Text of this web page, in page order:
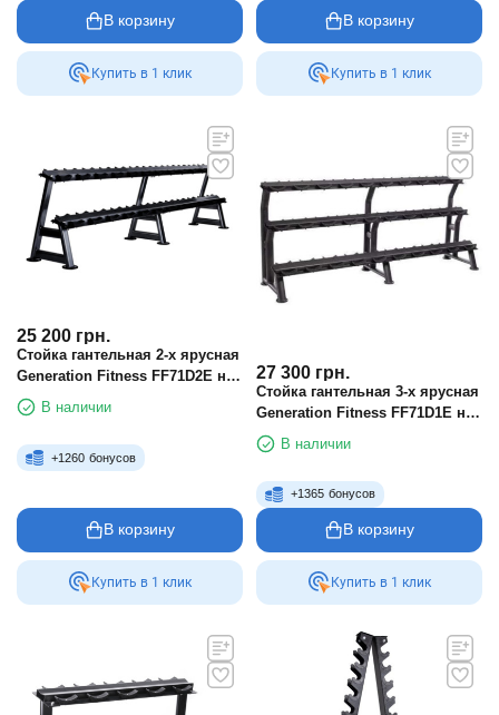
В корзину
Купить в 1 клик
В корзину
Купить в 1 клик
25 200 грн.
Стойка гантельная 2-х ярусная
Generation Fitness FF71D2E на
12 пар
В наличии
+1260 бонусов
В корзину
Купить в 1 клик
27 300 грн.
Стойка гантельная 3-х ярусная
Generation Fitness FF71D1E на
15 пар
В наличии
+1365 бонусов
В корзину
Купить в 1 клик